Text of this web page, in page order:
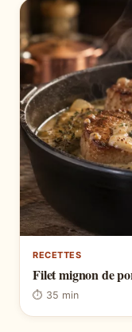
RECETTES
Filet mignon de
⏱ 35 min